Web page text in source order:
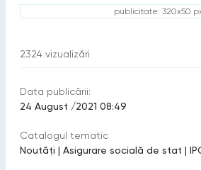
publicitate: 320x50
2324 vizualizări
Data publicării:
24 August /2021 08:49
Catalogul tematic
Noutăți | Asigurare socială de stat |